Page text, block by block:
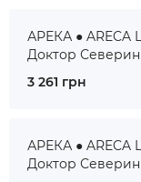
АРЕКА ● ARECA
Доктор Северин
3 261 грн
АРЕКА ● ARECA
Доктор Северин